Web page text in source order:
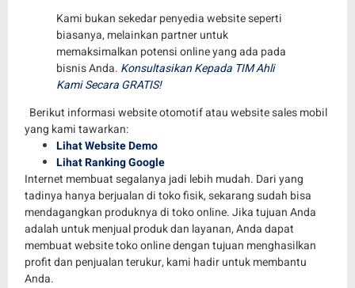
Kami bukan sekedar penyedia website seperti
biasanya, melainkan partner untuk
memaksimalkan potensi online yang ada pada
bisnis Anda. Konsultasikan Kepada TIM Ahli
Kami Secara GRATIS!
Berikut informasi website otomotif atau website sales mobil
yang kami tawarkan:
Lihat Website Demo
Lihat Ranking Google
Internet membuat segalanya jadi lebih mudah. Dari yang
tadinya hanya berjualan di toko fisik, sekarang sudah bisa
mendagangkan produknya di toko online. Jika tujuan Anda
adalah untuk menjual produk dan layanan, Anda dapat
membuat website toko online dengan tujuan menghasilkan
profit dan penjualan terukur, kami hadir untuk membantu
Anda.